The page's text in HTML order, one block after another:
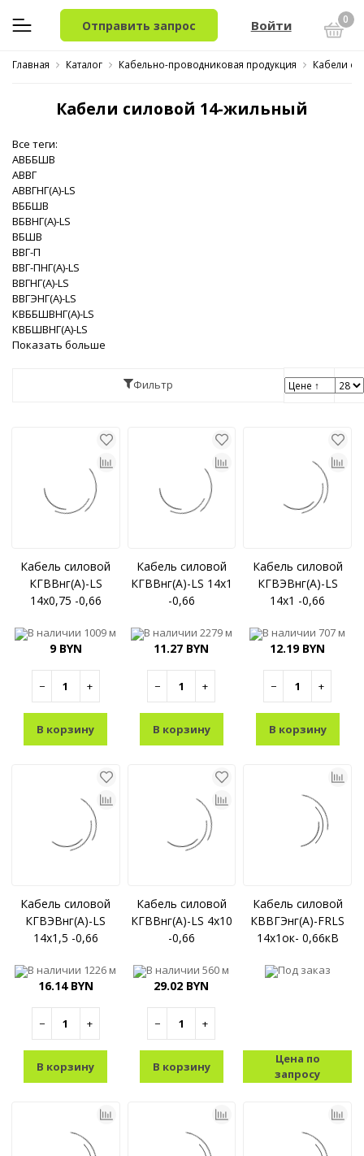
Отправить запрос Войти 0
Главная Каталог Кабельно-проводниковая продукция Кабели
Кабели силовой 14-жильный
Все теги:
АВББШВ
АВВГ
АВВГНГ(A)-LS
ВББШВ
ВБВНГ(A)-LS
ВБШВ
ВВГ-П
ВВГ-ПНГ(A)-LS
ВВГНГ(A)-LS
ВВГЭНГ(A)-LS
КВББШВНГ(A)-LS
КВБШВНГ(A)-LS
Показать больше
Фильтр
Кабель силовой
КГВВнг(A)-LS
14x0,75 -0,66
В наличии 1009 м
9 BYN
− +
В корзину
Кабель силовой
КГВВнг(A)-LS 14x1
-0,66
В наличии 2279 м
11.27 BYN
− +
В корзину
Кабель силовой
КГВЭВнг(A)-LS
14x1 -0,66
В наличии707 м
12.19 BYN
− +
В корзину
Кабель силовой
КГВЭВнг(A)-LS
14x1,5 -0,66
В наличии 1226 м
16.14 BYN
− +
В корзину
Кабель силовой
КГВВнг(A)-LS 4x10
-0,66
В наличии560 м
29.02 BYN
− +
В корзину
Кабель силовой
КВВГЭнг(А)-FRLS
14x1ок- 0,66кВ
Под заказ
Цена по
запросу